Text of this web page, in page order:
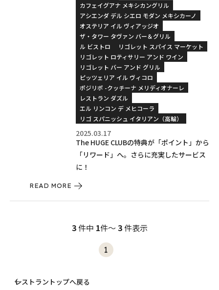
カフェイグアナ メキシカングリル
アシエンダ デル シエロ モダン メキシカーノ
オステリア イル ヴィアッジオ
ザ・タワー タヴァン バー＆グリル
ル ビストロ
リゴレット スパイス マーケット
リゴレット ロティサリー アンド ワイン
リゴレット バー アンド グリル
ピッツェリア イル ヴィコロ
ポジリポ -クッチーナ メリディオナーレ
レストラン ダズル
エル リンコン デ メヒコーラ
リゴ スパニッシュ イタリアン（高輪）
2025.03.17
The HUGE CLUBの特典が「ポイント」から
「リワード」へ。さらに充実したサービス
に！
READ MORE
3件中 1件～ 3件表示
1
レストラントップへ戻る